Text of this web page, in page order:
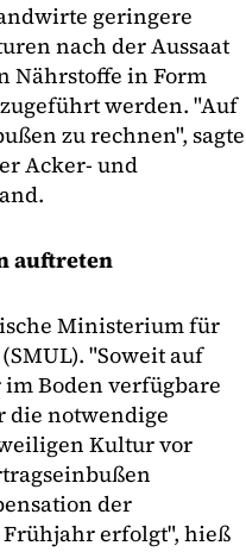
geringere
nach der Aussaat
Nährstoffe in Form
werden. "Auf
zu rechnen", sagte
Acker- und
auftreten
Ministerium für
"Soweit auf
Boden verfügbare
die notwendige
Kultur vor
der
erfolgt", hieß